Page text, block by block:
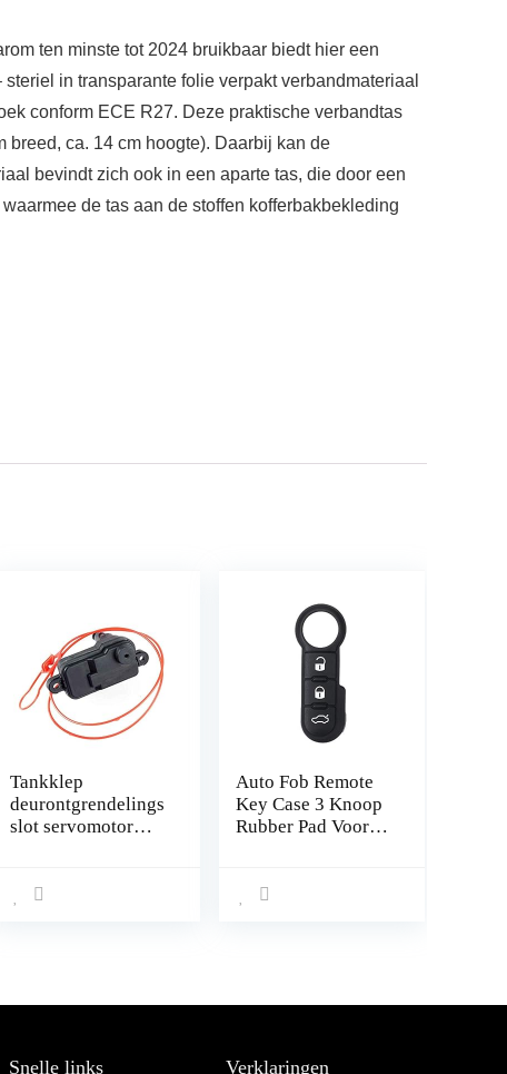
ten minste tot 2024 bruikbaar biedt hier een
in transparante folie verpakt verbandmateriaal
conform ECE R27. Deze praktische verbandtas
breed, ca. 14 cm hoogte). Daarbij kan de
bevindt zich ook in een aparte tas, die door een
de tas aan de stoffen kofferbakbekleding
Tankklep
deurontgrendelings
slot servomotor
Q3 Q7 L0862153D
Auto Fob Remote
Key Case 3 Knoop
Rubber Pad Voor
Snelle links Verklaringen